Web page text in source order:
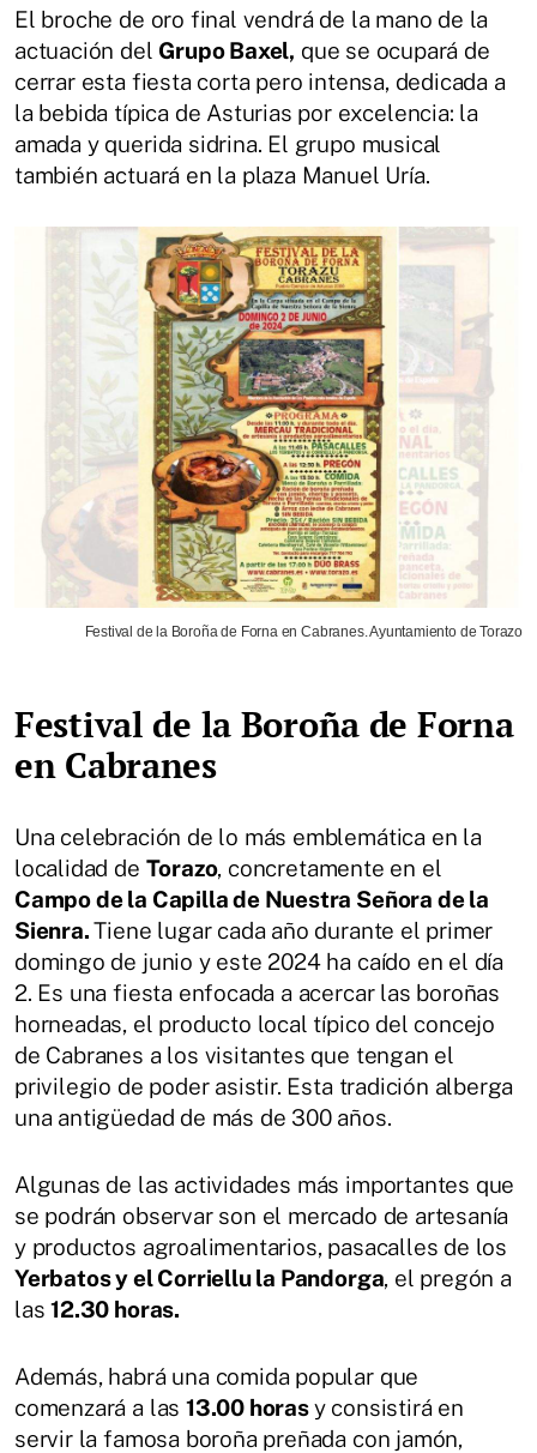
El broche de oro final vendrá de la mano de la
actuación del Grupo Baxel, que se ocupará de
cerrar esta fiesta corta pero intensa, dedicada a
la bebida típica de Asturias por excelencia: la
amada y querida sidrina. El grupo musical
también actuará en la plaza Manuel Uría.
Festival de la Boroña de Forna en Cabranes. Ayuntamiento de Torazo
Festival de la Boroña de Forna
en Cabranes
Una celebración de lo más emblemática en la
localidad de Torazo, concretamente en el
Campo de la Capilla de Nuestra Señora de la
Sienra.Tiene lugar cada año durante el primer
domingo de junio y este 2024 ha caído en el día
2. Es una fiesta enfocada a acercar las boroñas
horneadas, el producto local típico del concejo
de Cabranes a los visitantes que tengan el
privilegio de poder asistir. Esta tradición alberga
una antigüedad de más de 300 años.
Algunas de las actividades más importantes que
se podrán observar son el mercado de artesanía
y productos agroalimentarios, pasacalles de los
Yerbatos y el Corriellu la Pandorga, el pregón a
las12.30 horas.
Además, habrá una comida popular que
comenzará a las 13.00 horasy consistirá en
servir la famosa boroña preñada con jamón,